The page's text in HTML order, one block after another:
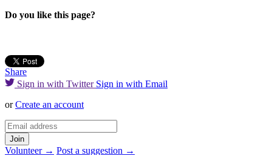
Do you like this page?
Share
Sign in with Twitter Sign in with Email
orCreate an account
Volunteer → Post a suggestion →